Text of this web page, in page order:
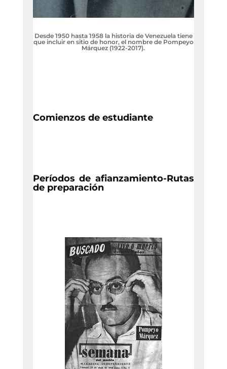
Desde 1950 hasta 1958 la historia de Venezuela tiene
que incluir en sitio de honor, el nombre de Pompeyo
Márquez (1922-2017).
Comienzos de estudiante
Períodos de afianzamiento-Rutas
de preparación